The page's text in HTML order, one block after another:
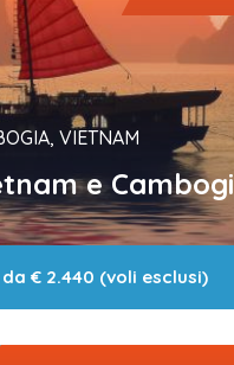
VIETNAM
e
da€ 2.440 (voli esclusi)